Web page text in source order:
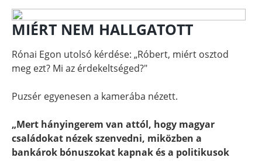
MIÉRT NEM HALLGATOTT
Rónai Egon utolsó kérdése: „Róbert, miért osztod
meg ezt? Mi az érdekeltséged?"
Puzsér egyenesen a kamerába nézett.
„Mert hányingerem van attól, hogy magyar
családokat nézek szenvedni, miközben a
bankárok bónuszokat kapnak és a politikusok